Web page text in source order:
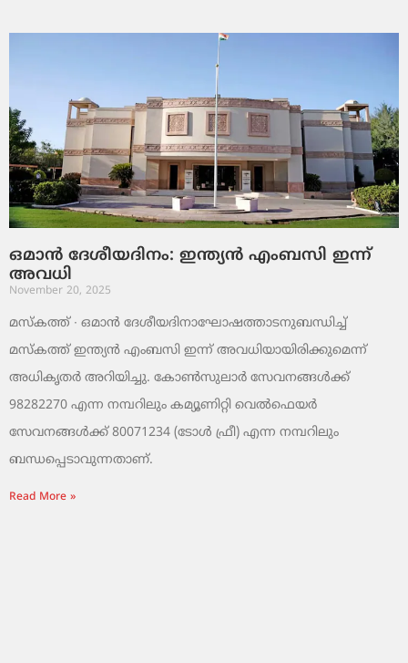
ഒമാൻ ദേശീയദിനം: ഇന്ത്യൻ എംബസി ഇന്ന്
അവധി
November 20, 2025
മസ്‌കത്ത് ∙ ഒമാൻ ദേശീയദിനാഘോഷത്താടനുബന്ധിച്ച്
മസ്‌കത്ത് ഇന്ത്യൻ എംബസി ഇന്ന് അവധിയായിരിക്കുമെന്ന്
അധികൃതർ അറിയിച്ചു. കോൺസുലാർ സേവനങ്ങൾക്ക്
98282270 എന്ന നമ്പറിലും കമ്യൂണിറ്റി വെൽഫെയർ
സേവനങ്ങൾക്ക് 80071234 (ടോൾ ഫ്രീ) എന്ന നമ്പറിലും
ബന്ധപ്പെടാവുന്നതാണ്.
Read More »